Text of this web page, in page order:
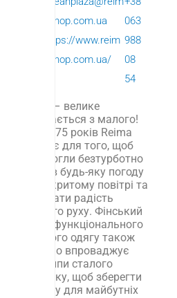
ashop.com.ua
https://www.reim
ashop.com.ua/
063
988
08
54
Reima – велике
починається з малого!
Понад 75 років Reima
працює для того, щоб
діти могли безтурботно
грати в будь-яку погоду
на відкритому повітрі та
відчувати радість
кожного руху. Фінський
бренд функціонального
дитячого одягу також
активно впроваджує
принципи сталого
розвитку, щоб зберегти
планету для майбутніх